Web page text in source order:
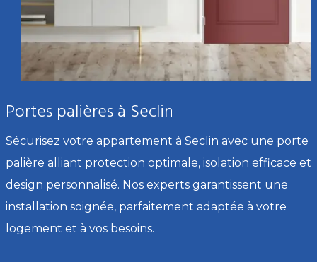
Portes palières à Seclin
Sécurisez votre appartement à Seclin avec une porte
palière alliant protection optimale, isolation efficace et
design personnalisé. Nos experts garantissent une
installation soignée, parfaitement adaptée à votre
logement et à vos besoins.